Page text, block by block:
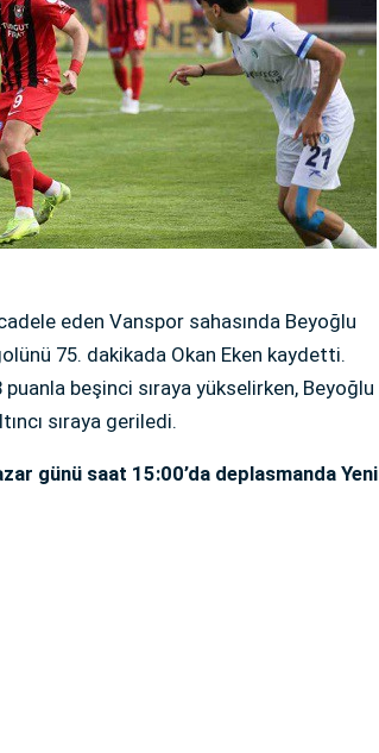
eden Vanspor sahasında Beyoğlu
75. dakikada Okan Eken kaydetti.
puanla beşinci sıraya yükselirken, Beyoğlu
sıraya geriledi.
günü saat 15:00’da deplasmanda Yeni